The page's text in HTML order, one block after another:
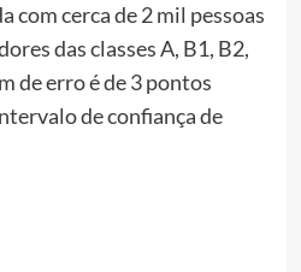
com cerca de 2 mil pessoas
das classes A, B1, B2,
de erro é de 3 pontos
de confiança de